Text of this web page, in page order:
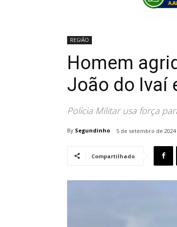
REGIÃO
Homem
João do Ivaí
Polícia Militar usa força
By Segundinho 5 de setembro de 2024
Compartilhado